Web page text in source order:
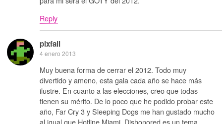
Reply
pixfall
4 enero 2013
Muy buena forma de cerrar el 2012. Todo muy
divertido y ameno, esta gala cada año se hace más
ilustre. En cuanto a las elecciones, creo que todas
tienen su mérito. De lo poco que he podido probar este
año, Far Cry 3 y Sleeping Dogs me han gustado mucho